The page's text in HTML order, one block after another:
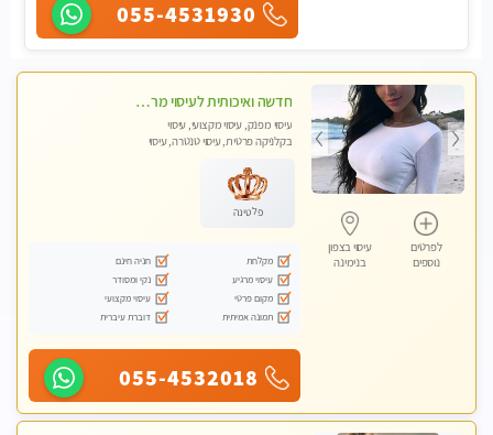
055-4531930
לפרטים
נוספים
עיסוי בצפון
בנימינה
חדשה ואיכותית לעיסוי מרגיע ומפנק VIP-מומלץ לחלוטין! פרטי! ​​​​​​ Highly recommended
עיסוי מפנק, עיסוי מקצועי, עיסוי
בקלניקה פרטית, עיסוי טנטרה, עיסוי
פלטינה
מקלחת
חניה חינם
עיסוי מרגיע
נקי ומסודר
מקום פרטי
עיסוי מקצועי
תמונה אמיתית
דוברת עיברית
055-4532018